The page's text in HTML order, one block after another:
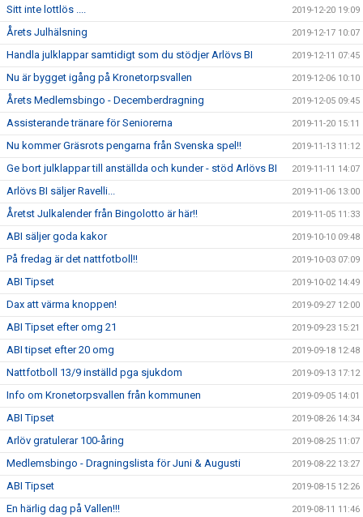
Sitt inte lottlös .... 2019-12-20 19:09
Årets Julhälsning 2019-12-17 10:07
Handla julklappar samtidigt som du stödjer Arlövs BI 2019-12-11 07:45
Nu är bygget igång på Kronetorpsvallen 2019-12-06 10:10
Årets Medlemsbingo - Decemberdragning 2019-12-05 09:45
Assisterande tränare för Seniorerna 2019-11-20 15:11
Nu kommer Gräsrots pengarna från Svenska spel!! 2019-11-13 11:12
Ge bort julklappar till anställda och kunder - stöd Arlövs BI 2019-11-11 14:07
Arlövs BI säljer Ravelli... 2019-11-06 13:00
Åretst Julkalender från Bingolotto är här!! 2019-11-05 11:33
ABI säljer goda kakor 2019-10-10 09:48
På fredag är det nattfotboll!! 2019-10-03 07:09
ABI Tipset 2019-10-02 14:49
Dax att värma knoppen! 2019-09-27 12:00
ABI Tipset efter omg 21 2019-09-23 15:21
ABI tipset efter 20 omg 2019-09-18 12:48
Nattfotboll 13/9 inställd pga sjukdom 2019-09-13 17:12
Info om Kronetorpsvallen från kommunen 2019-09-05 14:01
ABI Tipset 2019-08-26 14:34
Arlöv gratulerar 100-åring 2019-08-25 11:07
Medlemsbingo - Dragningslista för Juni & Augusti 2019-08-22 13:27
ABI Tipset 2019-08-15 12:26
En härlig dag på Vallen!!! 2019-08-11 11:46